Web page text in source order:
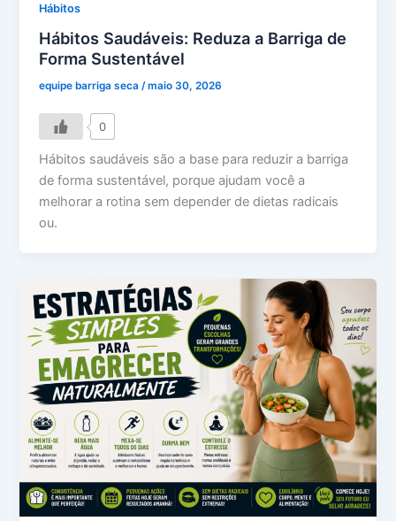
Hábitos
Hábitos Saudáveis: Reduza a Barriga de
Forma Sustentável
equipe barriga seca/maio 30, 2026
0
Hábitos saudáveis são a base para reduzir a barriga
de forma sustentável, porque ajudam você a
melhorar a rotina sem depender de dietas radicais
ou.